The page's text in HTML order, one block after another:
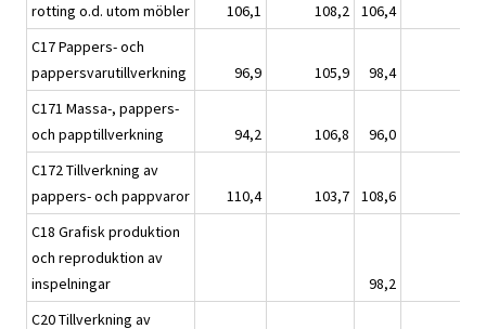
rotting o.d. utom möbler
106,1 108,2
106,4
C17 Pappers- och
pappersvarutillverkning
96,9 105,9
98,4
C171 Massa-, pappers-
och papptillverkning
94,2 106,8
96,0
C172 Tillverkning av
pappers- och pappvaror
110,4 103,7
108,6
C18 Grafisk produktion
och reproduktion av
inspelningar
98,2
C20 Tillverkning av